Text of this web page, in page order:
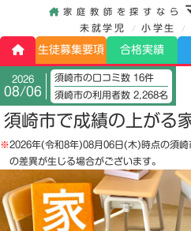
家庭教師を探すなら
未就学児 小学生
生徒募集要項 合格実績
2026
08/06
須崎市の口コミ数 16件
須崎市の利用者数 2,268名
須崎市で成績の上がる
※2026年(令和8年)08月06日(木)時点の須崎
の差異が生じる場合がございます。